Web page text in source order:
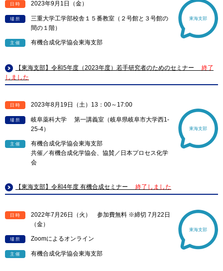
日時 2023年9月1日（金）
場所
三重大学工学部校舎１５番教室（２号館と３号館の
間の１階）
主催 有機合成化学協会東海支部
東海支部
【東海支部】令和5年度（2023年度）若手研究者のためのセミナー
終了
しました
日時 2023年8月19日（土）13：00～17:00
場所
岐阜薬科大学 第一講義室（岐阜県岐阜市大学西1-
25-4）
主催
有機合成化学協会東海支部
共催／有機合成化学協会、協賛／日本プロセス化学
会
東海支部
【東海支部】令和4年度 有機合成セミナー 終了しました
日時
2022年7月26日（火） 参加費無料 ※締切 7月22日
（金）
場所 Zoomによるオンライン
主催 有機合成化学協会東海支部
東海支部